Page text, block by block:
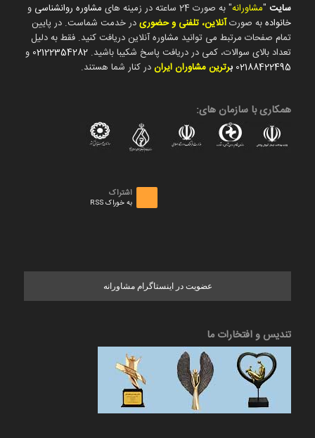
سایت"مشاورانه" به صورت 24 ساعته در زمینه های مشاوره روانشناسی و
خانوادهبه صورتآنلاین، تلفنی و حضوریدر خدمت شماست. در پایین
تمام صفحات مرتبط می توانید مشاوره آنلاین دریافت کنید. فقط به دلیل
تعداد بالای سوالات، کمی در دریافت پاسخ شکیبا باشید. 02122354282 و
02188422495 برترین مشاوران ایراندر کنار شما هستند.
همکاری با سازمان های:
اشتراک
به خوراک RSS
عضویت در اینستاگرام مشاورانه
تندیس و افتخارات ما